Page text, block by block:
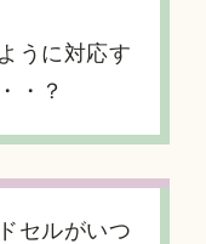
うに対応す
・？
セルがいつ